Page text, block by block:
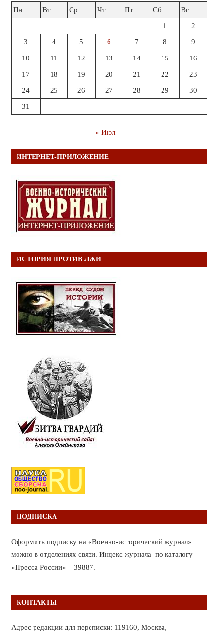
Пн
Вт Ср Чт Пт Сб Вс
1 2
3 4 5 6 7 8 9
10 11 12 13 14 15 16
17 18 19 20 21 22 23
24 25 26 27 28 29 30
31
« Июл
ИНТЕРНЕТ-ПРИЛОЖЕНИЕ
ИСТОРИЯ ПРОТИВ ЛЖИ
ПОДПИСКА
Оформить подписку на «Военно-исторический журнал»
можно в отделениях связи. Индекс журнала по каталогу
«Пресса России» – 39887.
КОНТАКТЫ
Адрес редакции для переписки: 119160, Москва,